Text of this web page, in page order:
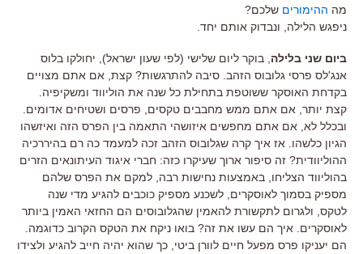
מה ההימורים שלכם?
ניפגש הלילה, ונבדוק אותם יחד.
ביום שני בלילה , בוקר ליום שלישי (לפי שעון ישראל), יחולקו בלוס
אנג'לס פרסי גלובוס הזהב. סיבה להתרגשות? קצת, אם אתם מצויים
בקדחת האוסקר ששוטפת בתחילת כל שנה את הוליווד ומשקיפיה.
קצת יותר, אם אתם ממש מחבבים טקסים, פרסים ושטיחים אדומים.
ובכלל לא, אם אתם מחפשים איזושהי התאמה בין הפרס הזה ואיזשהו
הגיון כלשהו. אז איך קרה שגלובוס הזהב זכה למעמד כה רם בהיררכיה
ההוליוודית? זה סיפור ארוך שעיקרו כזה: חברי איגוד העיתונאים הזרים
בהוליווד הצליחו, באמצעות נחישות רבה, למקם את הפרס שלהם
מספיק בסמוך לאוסקרים, לשכנע מספיק כוכבים להגיע מדי שנה
לטקס, ולגרום לתקשורת להאמין שהגלובוסים הם החזאי האמין ביותר
לאוסקרים. איך הם עשו את זה? בואו ניקח את הטקס הקרוב כדוגמה.
הם יעניקו פרס מפעל חיים לוורן ביטי, כך שהוא יהיה חייב להגיע ולצידו